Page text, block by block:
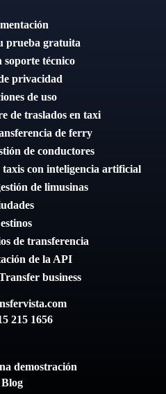
prueba gratuita
soporte técnico
privacidad
de uso
de traslados en taxi
de ferry
de conductores
taxis con inteligencia artificial
de limusinas
de transferencia
de la API
business
215 1656
demostración
Blog